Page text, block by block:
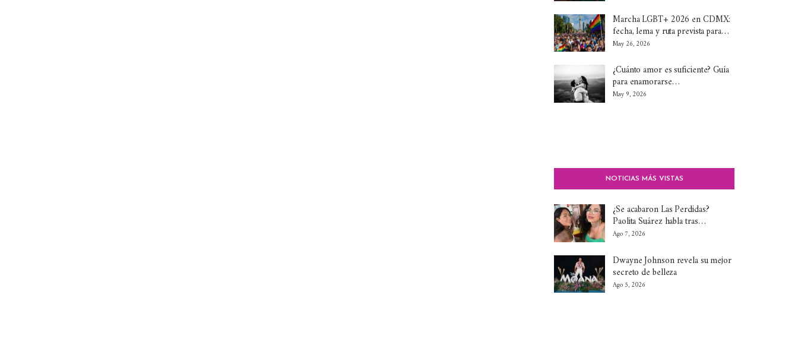
Marcha LGBT+ 2026 en CDMX:
fecha, lema y ruta prevista para…
May 26, 2026
¿Cuánto amor es suficiente? Guía
para enamorarse…
May 9, 2026
NOTICIAS MÁS VISTAS
¿Se acabaron Las Perdidas?
Paolita Suárez habla tras…
Ago 7, 2026
Dwayne Johnson revela su mejor
secreto de belleza
Ago 5, 2026